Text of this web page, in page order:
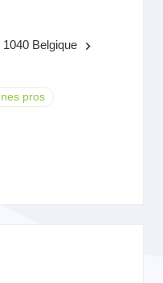
Belgique keyboard_arrow_right
pros